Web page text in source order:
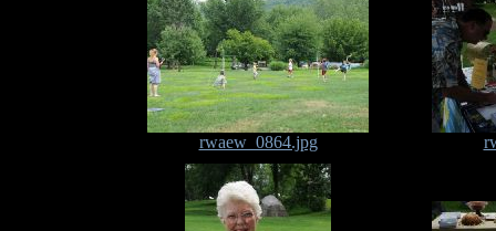
rwaew_0864.jpg